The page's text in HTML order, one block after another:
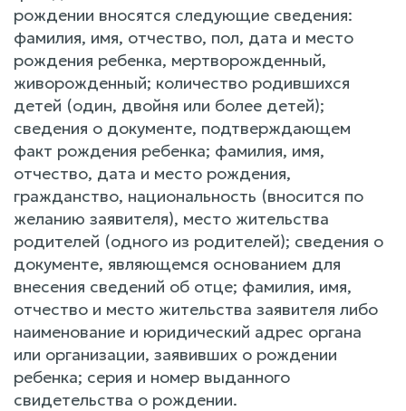
рождении вносятся следующие сведения:
фамилия, имя, отчество, пол, дата и место
рождения ребенка, мертворожденный,
живорожденный; количество родившихся
детей (один, двойня или более детей);
сведения о документе, подтверждающем
факт рождения ребенка; фамилия, имя,
отчество, дата и место рождения,
гражданство, национальность (вносится по
желанию заявителя), место жительства
родителей (одного из родителей); сведения о
документе, являющемся основанием для
внесения сведений об отце; фамилия, имя,
отчество и место жительства заявителя либо
наименование и юридический адрес органа
или организации, заявивших о рождении
ребенка; серия и номер выданного
свидетельства о рождении.